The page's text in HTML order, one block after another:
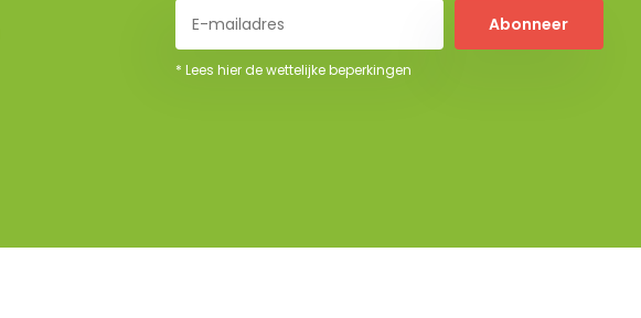
Abonneer
* Lees hier de wettelijke beperkingen